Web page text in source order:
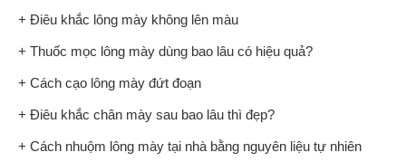
+ Điêu khắc lông mày không lên màu
+ Thuốc mọc lông mày dùng bao lâu có hiệu quả?
+ Cách cạo lông mày đứt đoạn
+ Điêu khắc chân mày sau bao lâu thì đẹp?
+ Cách nhuộm lông mày tại nhà bằng nguyên liệu tự nhiên